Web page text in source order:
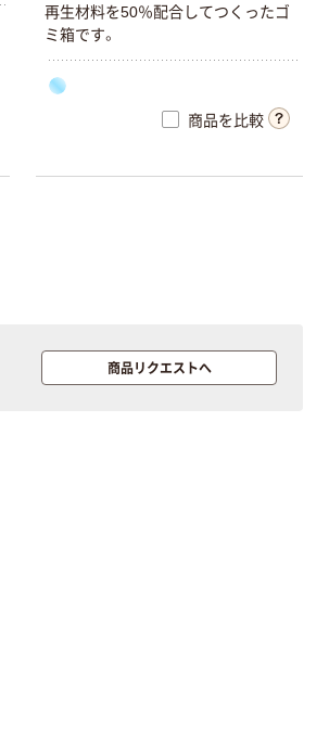
再生材料を50％配合してつ く ったゴ
ミ箱です。
商品を比較
商品リクエストへ